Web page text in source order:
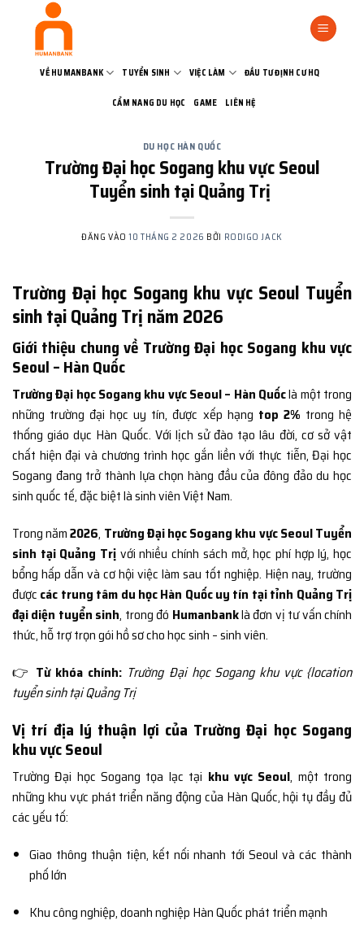
VỀ HUMANBANK TUYỂN SINH VIỆC LÀM ĐẦU TƯ ĐỊNH CƯ HQ
CẨM NANG DU HỌC GAME LIÊN HỆ
DU HỌC HÀN QUỐC
Trường Đại học Sogang khu vực Seoul
Tuyển sinh tại Quảng Trị
ĐĂNG VÀO10 THÁNG 2 2026 BỞI RODIGO JACK
Trường Đại học Sogang khu vực Seoul Tuyển
sinh tại Quảng Trị năm 2026
Giới thiệu chung về Trường Đại học Sogang khu vực
Seoul – Hàn Quốc
Trường Đại học Sogang khu vực Seoul – Hàn Quốclà một trong
những trường đại học uy tín, được xếp hạng top 2% trong hệ
thống giáo dục Hàn Quốc. Với lịch sử đào tạo lâu đời, cơ sở vật
chất hiện đại và chương trình học gắn liền với thực tiễn, Đại học
Sogang đang trở thành lựa chọn hàng đầu của đông đảo du học
sinh quốc tế, đặc biệt là sinh viên Việt Nam.
Trong năm2026, Trường Đại học Sogang khu vực Seoul Tuyển
sinh tại Quảng Trị với nhiều chính sách mở, học phí hợp lý, học
bổng hấp dẫn và cơ hội việc làm sau tốt nghiệp. Hiện nay, trường
được các trung tâm du học Hàn Quốc uy tín tại tỉnh Quảng Trị
đại diện tuyển sinh, trong đó Humanbanklà đơn vị tư vấn chính
thức, hỗ trợ trọn gói hồ sơ cho học sinh – sinh viên.
👉 Từ khóa chính: Trường Đại học Sogang khu vực {location
tuyển sinh tại Quảng Trị
Vị trí địa lý thuận lợi của Trường Đại học Sogang
khu vực Seoul
Trường Đại học Sogang tọa lạc tại khu vực Seoul, một trong
những khu vực phát triển năng động của Hàn Quốc, hội tụ đầy đủ
các yếu tố:
Giao thông thuận tiện, kết nối nhanh tới Seoul và các thành
phố lớn
Khu công nghiệp, doanh nghiệp Hàn Quốc phát triển mạnh